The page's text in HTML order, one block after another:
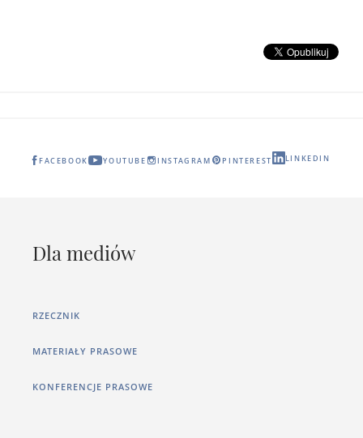
FACEBOOK YOUTUBE INSTAGRAM PINTEREST LINKEDIN
Dla mediów
RZECZNIK
MATERIAŁY PRASOWE
KONFERENCJE PRASOWE